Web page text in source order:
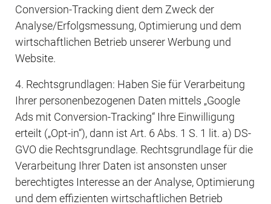
Conversion-Tracking dient dem Zweck der
Analyse/Erfolgsmessung, Optimierung und dem
wirtschaftlichen Betrieb unserer Werbung und
Website.
4. Rechtsgrundlagen: Haben Sie für Verarbeitung
Ihrer personenbezogenen Daten mittels „Google
Ads mit Conversion-Tracking“ Ihre Einwilligung
erteilt („Opt-in“), dann ist Art. 6 Abs. 1 S. 1 lit. a) DS-
GVO die Rechtsgrundlage. Rechtsgrundlage für die
Verarbeitung Ihrer Daten ist ansonsten unser
berechtigtes Interesse an der Analyse, Optimierung
und dem effizienten wirtschaftlichen Betrieb